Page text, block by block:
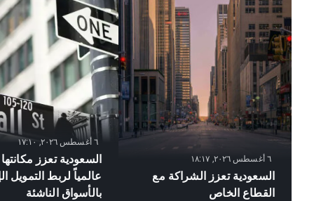
٦ أغسطس ٢٠٢٦, ١٨:١٧
السعودية تعزز الشراكة مع
القطاع الخاص
٦ أغسطس ٢٠٢٦, ١٧:١٠
السعودية تعزز
عالمياً لربط التمويل
بالأسواق الناشئة